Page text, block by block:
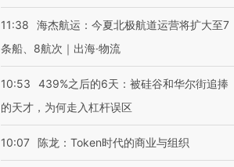
11:38
海杰航运：今夏北极航道运营将扩大至7
条船、8航次｜出海·物流
10:53
439%之后的6天：被硅谷和华尔街追捧
的天才，为何走入杠杆误区
10:07 陈龙：Token时代的商业与组织